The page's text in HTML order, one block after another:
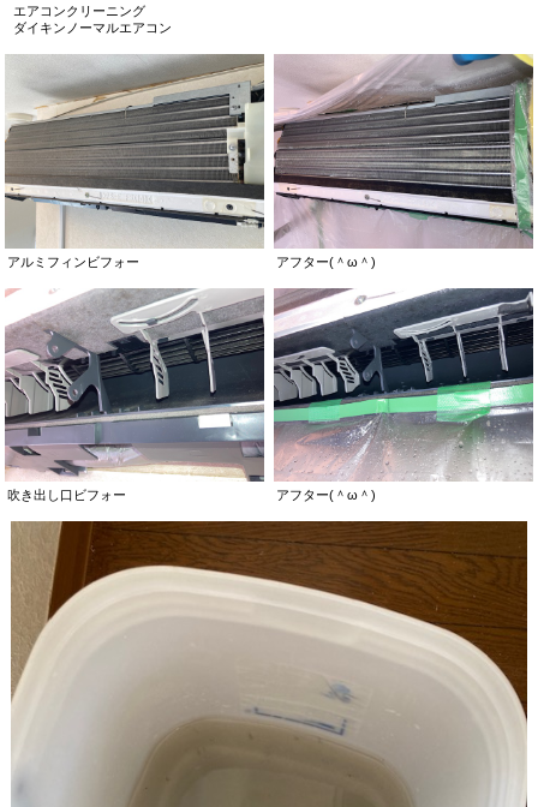
エアコンクリーニング
ダイキンノーマルエアコン
アルミフィンビフォー アフター(＾ω＾)
吹き出し口ビフォー アフター(＾ω＾)